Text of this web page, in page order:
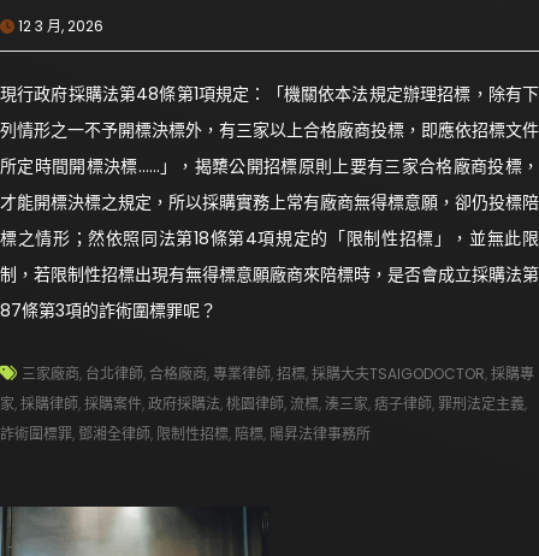
12 3 月, 2026
現行政府採購法第48條第1項規定：「機關依本法規定辦理招標，除有下
列情形之一不予開標決標外，有三家以上合格廠商投標，即應依招標文件
所定時間開標決標……」，揭櫫公開招標原則上要有三家合格廠商投標，
才能開標決標之規定，所以採購實務上常有廠商無得標意願，卻仍投標陪
標之情形；然依照同法第18條第4項規定的「限制性招標」，並無此限
制，若限制性招標出現有無得標意願廠商來陪標時，是否會成立採購法第
87條第3項的詐術圍標罪呢？
三家廠商, 台北律師,合格廠商,專業律師,招標,採購大夫TSAIGODOCTOR,採購專
家,採購律師,採購案件,政府採購法,桃園律師,流標,湊三家,痞子律師,罪刑法定主義,
詐術圍標罪, 鄧湘全律師, 限制性招標, 陪標, 陽昇法律事務所